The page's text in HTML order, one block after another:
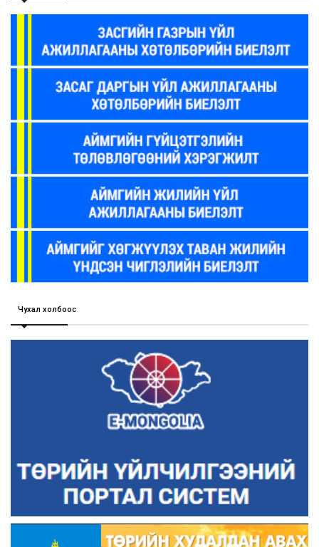
Чухал холбоос